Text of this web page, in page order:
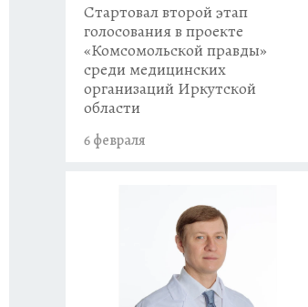
Стартовал второй этап
голосования в проекте
«Комсомольской правды»
среди медицинских
организаций Иркутской
области
6 февраля